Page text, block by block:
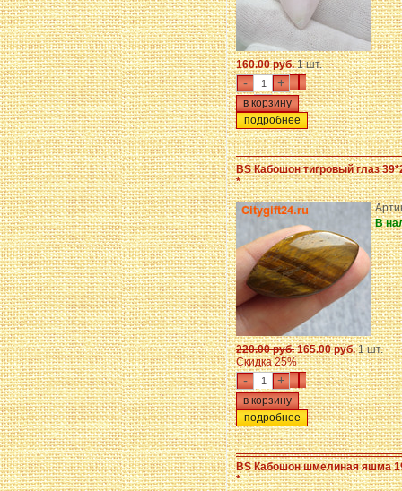
160.00 руб.1 шт.
- +
подробнее
BS Кабошон тигровый глаз
*
В
220.00 руб.165.00 руб.1 шт.
Скидка 25%
- +
подробнее
BS Кабошон шмелиная яшма
*